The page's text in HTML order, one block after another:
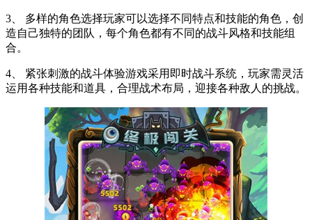
3、 多样的角色选择玩家可以选择不同特点和技能的角色，创
造自己独特的团队，每个角色都有不同的战斗风格和技能组
合。
4、 紧张刺激的战斗体验游戏采用即时战斗系统，玩家需灵活
运用各种技能和道具，合理战术布局，迎接各种敌人的挑战。